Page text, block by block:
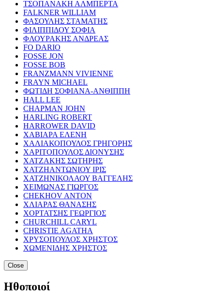
ΤΣΟΠΑΝΑΚΗ ΑΛΜΠΕΡΤΑ
FALKNER WILLIAM
ΦΑΣΟΥΛΗΣ ΣΤΑΜΑΤΗΣ
ΦΙΛΙΠΠΙΔΟΥ ΣΟΦΙΑ
ΦΛΟΥΡΑΚΗΣ ΑΝΔΡΕΑΣ
FO DARIO
FOSSE JON
FOSSE BOB
FRANZMANN VIVIENNE
FRAYN MICHAEL
ΦΩΤΙΔΗ ΣΟΦΙΑΝΑ-ΑΝΘΙΠΠΗ
HALL LEE
CHAPMAN JOHN
HARLING ROBERT
HARROWER DAVID
ΧΑΒΙΑΡΑ ΕΛΕΝΗ
ΧΑΛΙΑΚΟΠΟΥΛΟΣ ΓΡΗΓΟΡΗΣ
ΧΑΡΙΤΟΠΟΥΛΟΣ ΔΙΟΝΥΣΗΣ
ΧΑΤΖΑΚΗΣ ΣΩΤΗΡΗΣ
ΧΑΤΖΗΑΝΤΩΝΙΟΥ ΙΡΙΣ
ΧΑΤΖΗΝΙΚΟΛΑΟΥ ΒΑΓΓΕΛΗΣ
ΧΕΙΜΩΝΑΣ ΓΙΩΡΓΟΣ
CHEKHOV ANTON
ΧΛΙΑΡΑΣ ΘΑΝΑΣΗΣ
ΧΟΡΤΑΤΣΗΣ ΓΕΩΡΓΙΟΣ
CHURCHILL CARYL
CHRISTIE AGATHA
ΧΡΥΣΟΠΟΥΛΟΣ ΧΡΗΣΤΟΣ
ΧΩΜΕΝΙΔΗΣ ΧΡΗΣΤΟΣ
Close
Ηθοποιοί